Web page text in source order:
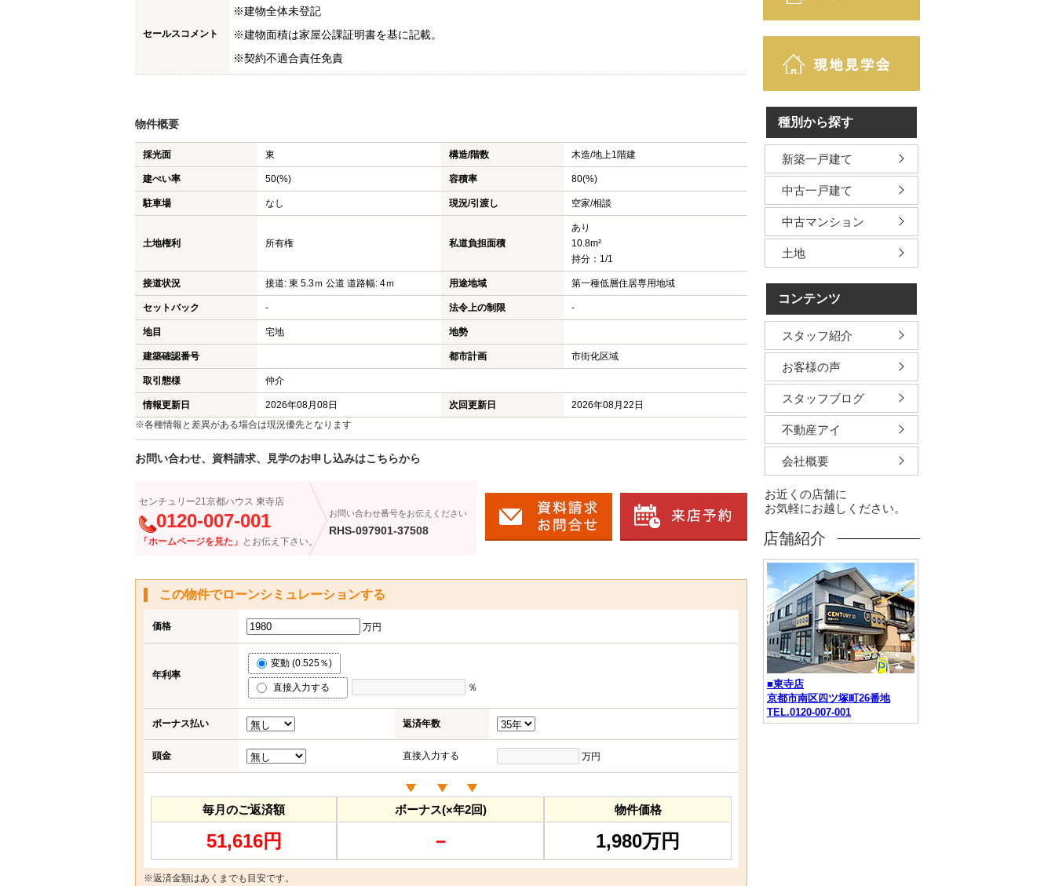
セールスコメント
※建物全体未登記
※建物面積は家屋公課証明書を基に記載。
※契約不適合責任免責
物件概要
採光面 東 構造/階数 木造/地上1階建
建ぺい率 50(%) 容積率 80(%)
駐車場 なし 現況/引渡し 空家/相談
土地権利 所有権 私道負担面積
あり
10.8m²
持分：1/1
接道状況 接道: 東 5.3ｍ 公道 道路幅: 4ｍ 用途地域 第一種低層住居専用地域
セットバック - 法令上の制限 -
地目 宅地 地勢
建築確認番号 都市計画 市街化区域
取引態様 仲介
情報更新日 2026年08月08日 次回更新日
2026年08月22日
※各種情報と差異がある場合は現況優先となります
お問い合わせ、資料請求、見学のお申し込みはこちらから
センチュリー21京都ハウス 東寺店
0120-007-001
「ホームページを見た」 とお伝え下さい。
お問い合わせ番号をお伝えください
RHS-097901-37508
この物件でローンシミュレーションする
価格 万円
年利率
変動 (0.525％)
直接入力する ％
ボーナス払い 返済年数
頭金 直接入力する 万円
毎月のご返済額
51,616円
ボーナス(×年2回)
－
物件価格
1,980万円
※返済金額はあくまでも目安です。
種別から探す
新築一戸建て
中古一戸建て
中古マンション
土地
コンテンツ
スタッフ紹介
お客様の声
スタッフブログ
不動産アイ
会社概要
お近くの店舗に
お気軽にお越しください。
店舗紹介
■東寺店
京都市南区四ツ塚町26番地
TEL.0120-007-001